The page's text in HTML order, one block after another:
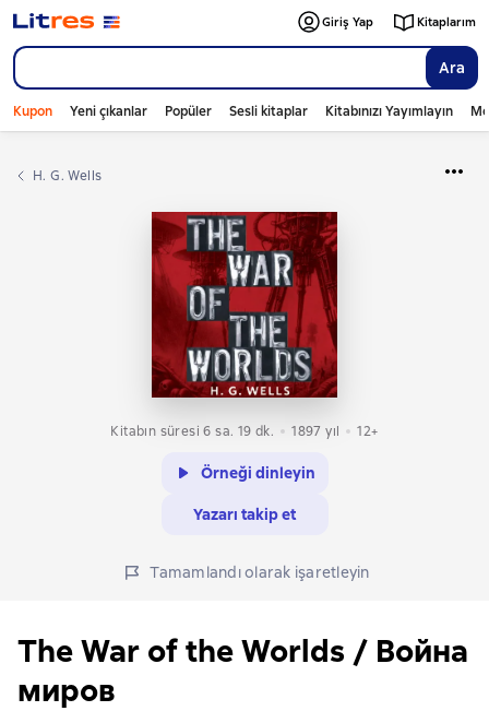
Ara
Giriş Yap Kitaplarım
Kupon Yeni çıkanlar Popüler Sesli kitaplar Kitabınızı Yayımlayın
H. G. Wells
Kitabın süresi 6 sa. 19 dk. 1897 yıl 12+
Örneği dinleyin
Yazarı takip et
Tamamlandı olarak işaretleyin
The War of the Worlds / Война
миров